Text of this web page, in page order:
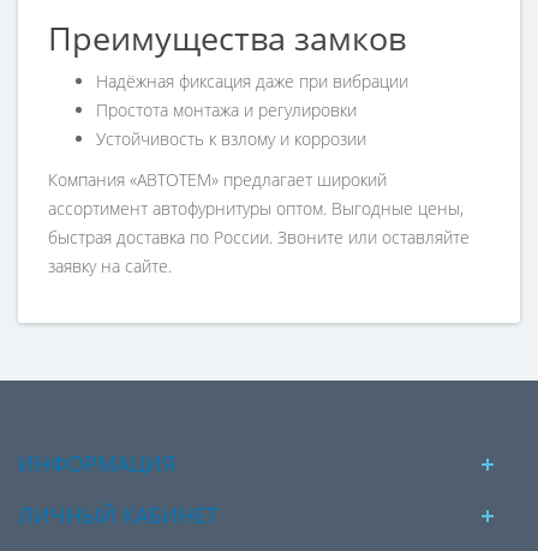
Преимущества замков
Надёжная фиксация даже при вибрации
Простота монтажа и регулировки
Устойчивость к взлому и коррозии
Компания «АВТОТЕМ» предлагает широкий
ассортимент автофурнитуры оптом. Выгодные цены,
быстрая доставка по России. Звоните или оставляйте
заявку на сайте.
ИНФОРМАЦИЯ
ЛИЧНЫЙ КАБИНЕТ